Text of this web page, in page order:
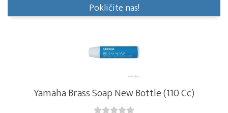
Pokličite nas!
Yamaha Brass Soap New Bottle (110 Cc)